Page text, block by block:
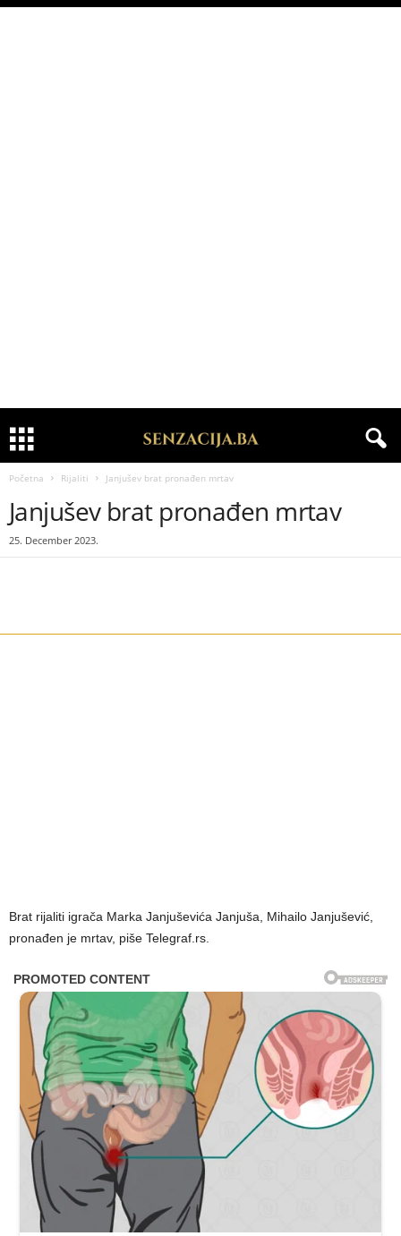
Početna Rijaliti Janjušev brat pronađen mrtav
Janjušev brat pronađen mrtav
25. December 2023.
Brat rijaliti igrača Marka Janjuševića Janjuša, Mihailo Janjušević,
pronađen je mrtav, piše Telegraf.rs.